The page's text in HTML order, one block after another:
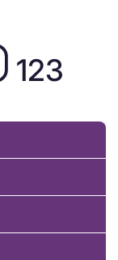
123